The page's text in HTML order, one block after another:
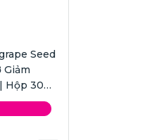
Seed
Giảm
Hộp 30